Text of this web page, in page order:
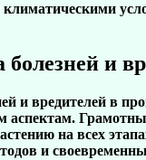
и
и вредителей в
на всех
и